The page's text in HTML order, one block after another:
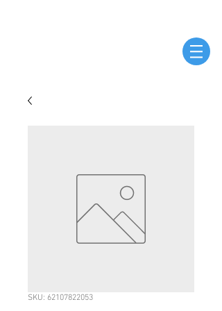
SKU: 62107822053